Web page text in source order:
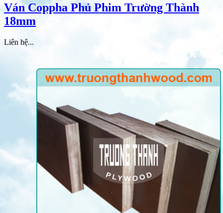
Ván Coppha Phủ Phim Trường Thành
18mm
Liên hệ...